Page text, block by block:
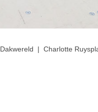
Dakwereld | Charlotte